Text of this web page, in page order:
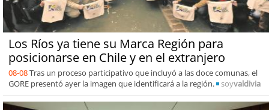
Los Ríos ya tiene su Marca Región para
posicionarse en Chile y en el extranjero
08-08Tras un proceso participativo que incluyó a las doce comunas, el
GORE presentó ayer la imagen que identificará a la región.
soyvaldivia